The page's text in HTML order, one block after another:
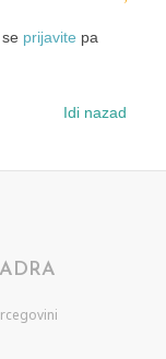
prijavite pa
Idi nazad